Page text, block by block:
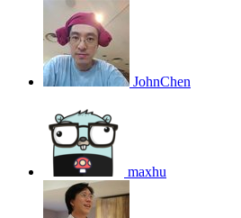
JohnChen
maxhu